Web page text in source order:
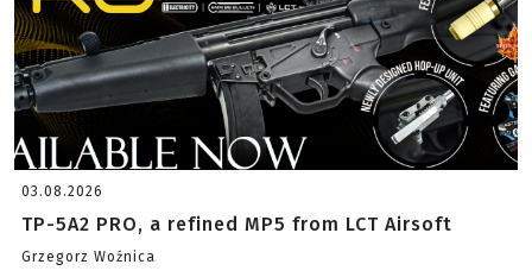
03.08.2026
TP-5A2 PRO, a refined MP5 from LCT Airsoft
Grzegorz Woźnica